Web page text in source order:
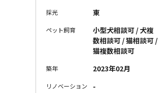
採光 東
ペット飼育
小型犬相談可 / 犬複
数相談可 / 猫相談可 /
猫複数相談可
築年 2023年02月
リノベーション -